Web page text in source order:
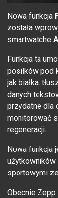
Nowa funkcja
została
smartwatche
Funkcja ta
posiłków pod
jak białka,
danych
przydatne dla
monitorować
regeneracji.
Nowa funkcja
użytkowników
sportowymi
Obecnie